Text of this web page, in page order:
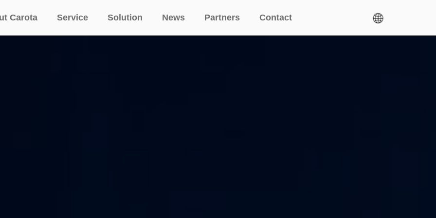
Carota Service Solution News Partners Contact